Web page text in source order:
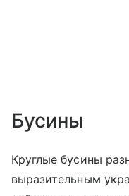
Бусины
Круглые бусины
выразительным